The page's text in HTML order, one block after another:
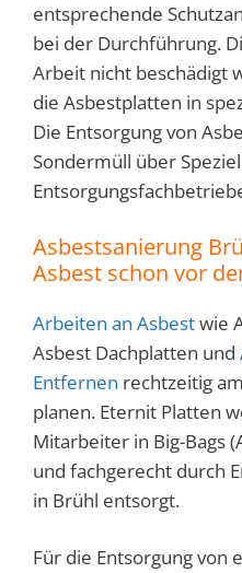
entsprechende
bei der Durchführung.
Arbeit nicht beschädigt
die Asbestplatten in
Die Entsorgung von
Sondermüll über
Asbestsanierung
Asbest schon vor
Arbeiten an Asbestwie
Asbest Dachplatten und
Entfernen rechtzeitig
planen. Eternit Platten
Mitarbeiter in Big-Bags
und fachgerecht durch
in Brühl entsorgt.
Für die Entsorgung von